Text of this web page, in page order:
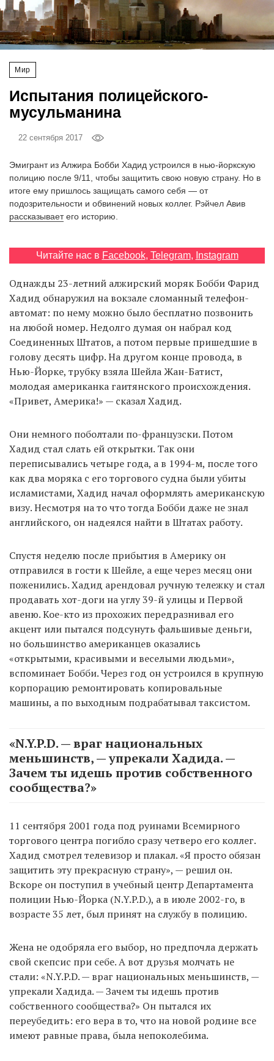
EN
UA
Мир
Испытания полицейского-
мусульманина
22 сентября 2017
Эмигрант из Алжира Бобби Хадид устроился в нью-йоркскую
полицию после 9/11, чтобы защитить свою новую страну. Но в
итоге ему пришлось защищать самого себя — от
подозрительности и обвинений новых коллег. Рэйчел Авив
рассказываетего историю.
Читайте нас в Facebook, Telegram, Instagram
Однажды 23-летний алжирский моряк Бобби Фарид
Хадид обнаружил на вокзале сломанный телефон-
автомат: по нему можно было бесплатно позвонить
на любой номер. Недолго думая он набрал код
Соединенных Штатов, а потом первые пришедшие в
голову десять цифр. На другом конце провода, в
Нью-Йорке, трубку взяла Шейла Жан-Батист,
молодая американка гаитянского происхождения.
«Привет, Америка!» — сказал Хадид.
Они немного поболтали по-французски. Потом
Хадид стал слать ей открытки. Так они
переписывались четыре года, а в 1994-м, после того
как два моряка с его торгового судна были убиты
исламистами, Хадид начал оформлять американскую
визу. Несмотря на то что тогда Бобби даже не знал
английского, он надеялся найти в Штатах работу.
Спустя неделю после прибытия в Америку он
отправился в гости к Шейле, а еще через месяц они
поженились. Хадид арендовал ручную тележку и стал
продавать хот-доги на углу 39-й улицы и Первой
авеню. Кое-кто из прохожих передразнивал его
акцент или пытался подсунуть фальшивые деньги,
но большинство американцев оказались
«открытыми, красивыми и веселыми людьми»,
вспоминает Бобби. Через год он устроился в крупную
корпорацию ремонтировать копировальные
машины, а по выходным подрабатывал таксистом.
«N.Y.P.D. — враг национальных
меньшинств, — упрекали Хадида. —
Зачем ты идешь против собственного
сообщества?»
11 сентября 2001 года под руинами Всемирного
торгового центра погибло сразу четверо его коллег.
Хадид смотрел телевизор и плакал. «Я просто обязан
защитить эту прекрасную страну», — решил он.
Вскоре он поступил в учебный центр Департамента
полиции Нью-Йорка (N.Y.P.D.), а в июле 2002-го, в
возрасте 35 лет, был принят на службу в полицию.
Жена не одобряла его выбор, но предпочла держать
свой скепсис при себе. А вот друзья молчать не
стали: «N.Y.P.D. — враг национальных меньшинств, —
упрекали Хадида. — Зачем ты идешь против
собственного сообщества?» Он пытался их
переубедить: его вера в то, что на новой родине все
имеют равные права, была непоколебима.